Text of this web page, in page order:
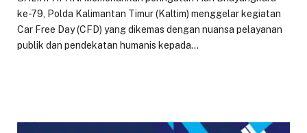
ke-79, Polda Kalimantan Timur (Kaltim) menggelar kegiatan
Car Free Day (CFD) yang dikemas dengan nuansa pelayanan
publik dan pendekatan humanis kepada…